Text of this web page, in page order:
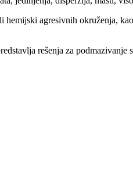
agresivnih okruženja,
rešenja za